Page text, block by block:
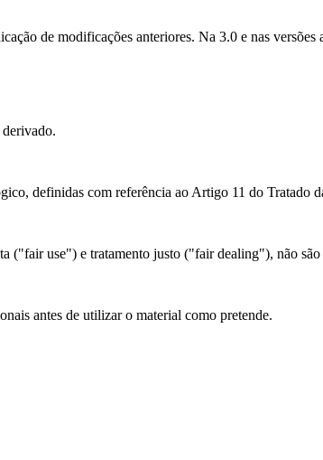
de modificações anteriores. Na 3.0 e nas versões
definidas com referência ao Artigo 11 do Tratado
use") e tratamento justo ("fair dealing"), não são
antes de utilizar o material como pretende.